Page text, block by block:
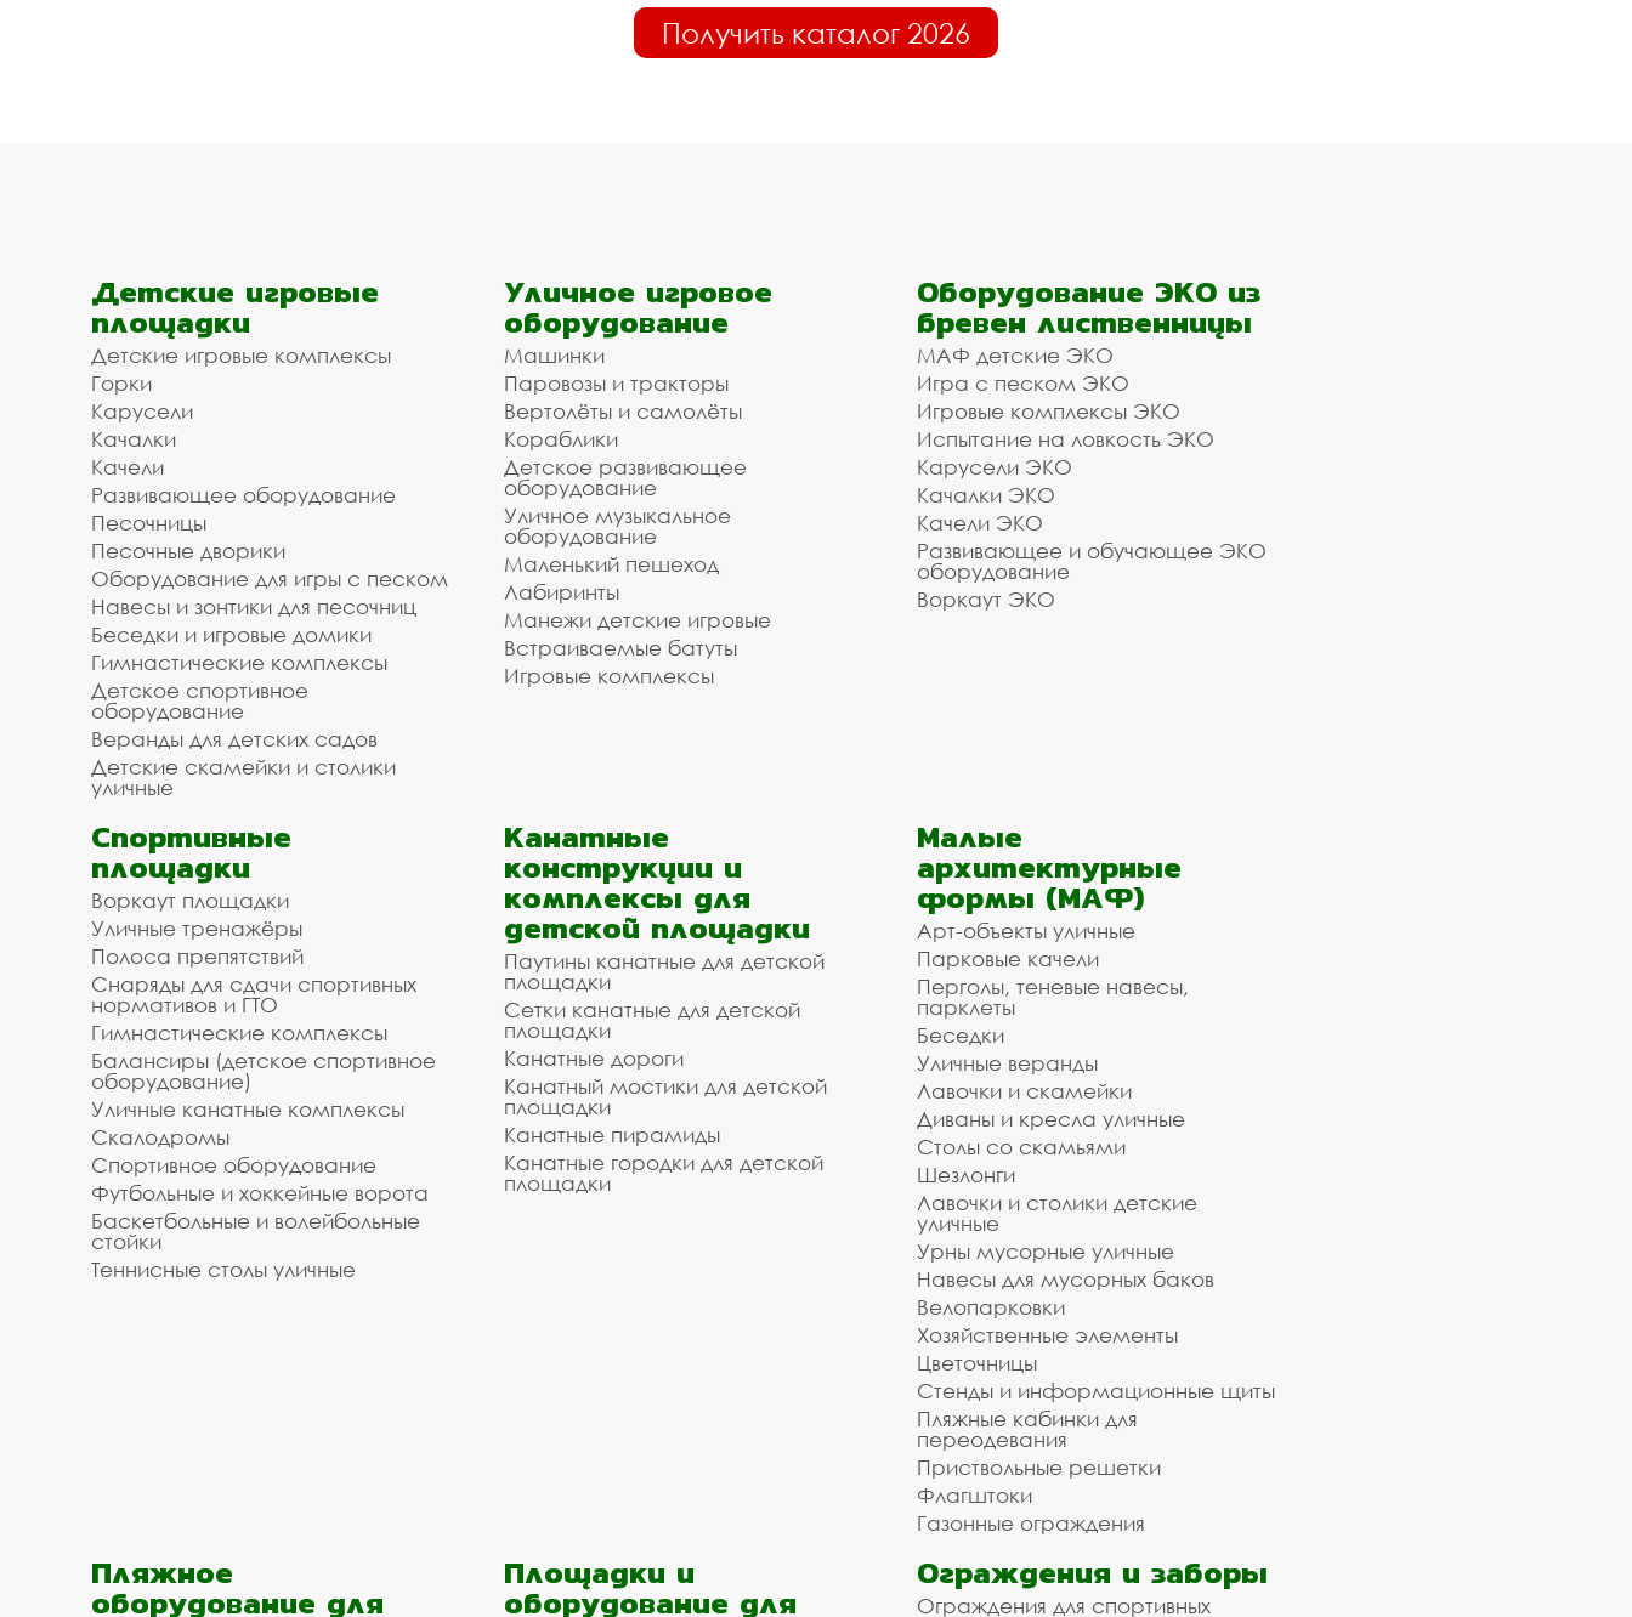
Получить каталог 2026
Детские игровые
площадки
Детские игровые комплексы
Горки
Карусели
Качалки
Качели
Развивающее оборудование
Песочницы
Песочные дворики
Оборудование для игры с песком
Навесы и зонтики для песочниц
Беседки и игровые домики
Гимнастические комплексы
Детское спортивное
оборудование
Веранды для детских садов
Детские скамейки и столики
уличные
Уличное игровое
оборудование
Машинки
Паровозы и тракторы
Вертолёты и самолёты
Кораблики
Детское развивающее
оборудование
Уличное музыкальное
оборудование
Маленький пешеход
Лабиринты
Манежи детские игровые
Встраиваемые батуты
Игровые комплексы
Оборудование ЭКО из
бревен лиственницы
МАФ детские ЭКО
Игра с песком ЭКО
Игровые комплексы ЭКО
Испытание на ловкость ЭКО
Карусели ЭКО
Качалки ЭКО
Качели ЭКО
Развивающее и обучающее ЭКО
оборудование
Воркаут ЭКО
Спортивные
площадки
Воркаут площадки
Уличные тренажёры
Полоса препятствий
Снаряды для сдачи спортивных
нормативов и ГТО
Гимнастические комплексы
Балансиры (детское спортивное
оборудование)
Уличные канатные комплексы
Скалодромы
Спортивное оборудование
Футбольные и хоккейные ворота
Баскетбольные и волейбольные
стойки
Теннисные столы уличные
Канатные
конструкции и
комплексы для
детской площадки
Паутины канатные для детской
площадки
Сетки канатные для детской
площадки
Канатные дороги
Канатный мостики для детской
площадки
Канатные пирамиды
Канатные городки для детской
площадки
Малые
архитектурные
формы (МАФ)
Арт-объекты уличные
Парковые качели
Перголы, теневые навесы,
парклеты
Беседки
Уличные веранды
Лавочки и скамейки
Диваны и кресла уличные
Столы со скамьями
Шезлонги
Лавочки и столики детские
уличные
Урны мусорные уличные
Навесы для мусорных баков
Велопарковки
Хозяйственные элементы
Цветочницы
Стенды и информационные щиты
Пляжные кабинки для
переодевания
Приствольные решетки
Флагштоки
Газонные ограждения
Пляжное
оборудование для
Площадки и
оборудование для
Ограждения и заборы
Ограждения для спортивных